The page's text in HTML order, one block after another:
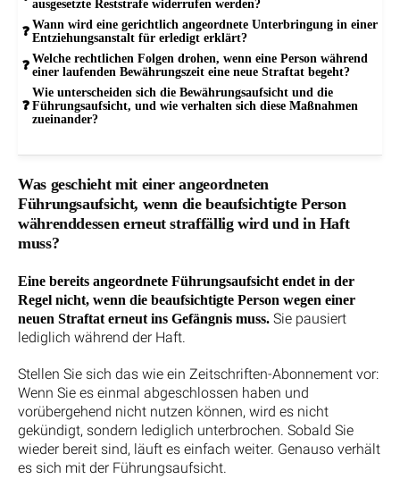
ausgesetzte Reststrafe widerrufen werden?
Wann wird eine gerichtlich angeordnete Unterbringung in einer
Entziehungsanstalt für erledigt erklärt?
Welche rechtlichen Folgen drohen, wenn eine Person während
einer laufenden Bewährungszeit eine neue Straftat begeht?
Wie unterscheiden sich die Bewährungsaufsicht und die
Führungsaufsicht, und wie verhalten sich diese Maßnahmen
zueinander?
Was geschieht mit einer angeordneten
Führungsaufsicht, wenn die beaufsichtigte Person
währenddessen erneut straffällig wird und in Haft
muss?
Eine bereits angeordnete Führungsaufsicht endet in der
Regel nicht, wenn die beaufsichtigte Person wegen einer
neuen Straftat erneut ins Gefängnis muss. Sie pausiert
lediglich während der Haft.
Stellen Sie sich das wie ein Zeitschriften-Abonnement vor:
Wenn Sie es einmal abgeschlossen haben und
vorübergehend nicht nutzen können, wird es nicht
gekündigt, sondern lediglich unterbrochen. Sobald Sie
wieder bereit sind, läuft es einfach weiter. Genauso verhält
es sich mit der Führungsaufsicht.